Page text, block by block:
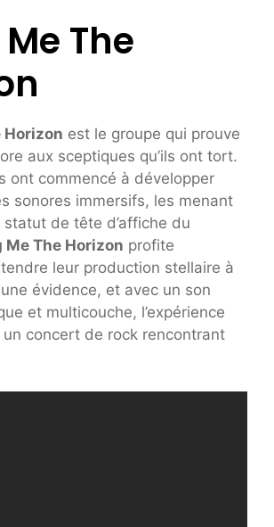
The
Horizon est le groupe qui prouve
aux sceptiques qu’ils ont tort.
ont commencé à développer
sonores immersifs, les menant
de tête d’affiche du
Me The Horizon profite
leur production stellaire à
évidence, et avec un son
et multicouche, l’expérience
concert de rock rencontrant